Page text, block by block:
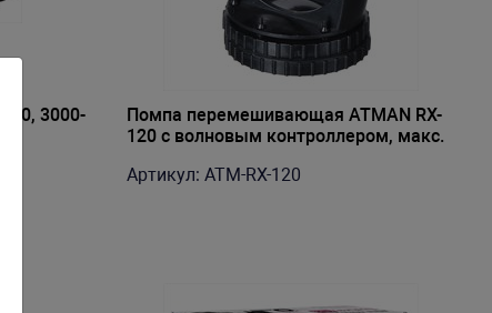
3000-
Помпа перемешивающая ATMAN RX-
120 с волновым контроллером, макс.
Артикул: ATM-RX-120